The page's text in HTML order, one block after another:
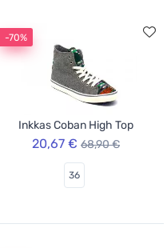
-70%
Inkkas Coban High Top
20,67 € 68,90 €
36